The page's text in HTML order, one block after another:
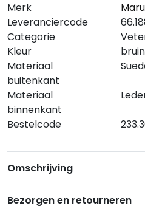
Merk
Leveranciercode
Categorie
Kleur
bruin
Materiaal
buitenkant
Materiaal
binnenkant
Bestelcode
Omschrijving
Bezorgen en retourneren